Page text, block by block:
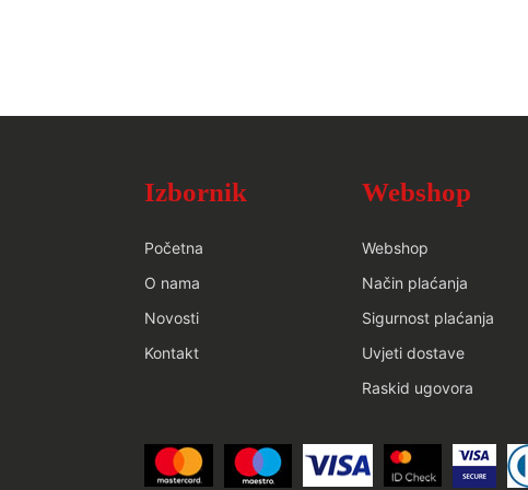
Izbornik
Početna
O nama
Novosti
Kontakt
Webshop
Webshop
Način plaćanja
Sigurnost plaćanja
Uvjeti dostave
Raskid ugovora